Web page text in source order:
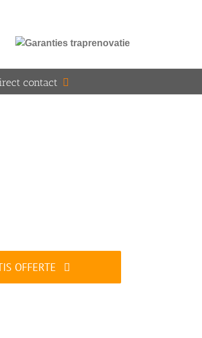
contact
OFFERTE